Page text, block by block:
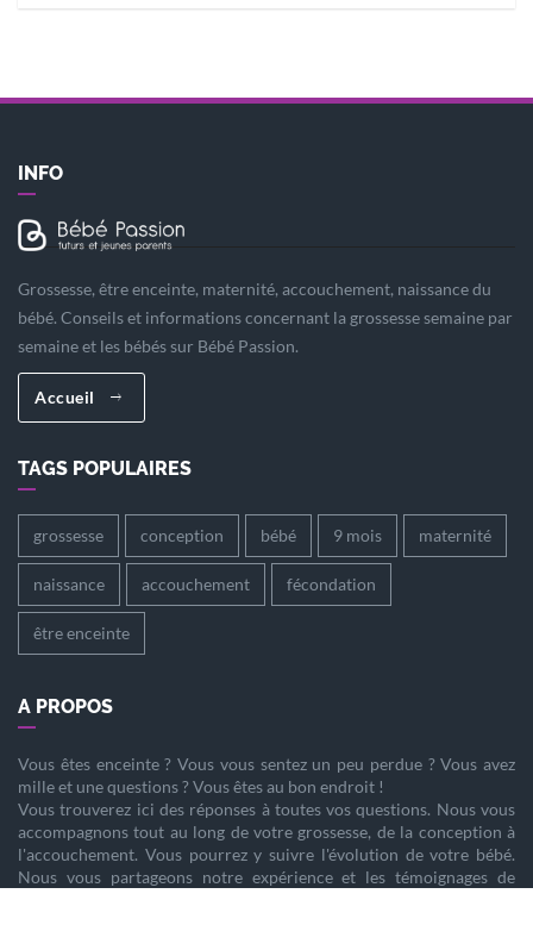
INFO
Grossesse, être enceinte, maternité, accouchement, naissance du
bébé. Conseils et informations concernant la grossesse semaine par
semaine et les bébés sur Bébé Passion.
Accueil
TAGS POPULAIRES
grossesse conception bébé 9 mois maternité
naissance accouchement fécondation
être enceinte
A PROPOS
Vous êtes enceinte? Vous vous sentez un peu perdue ? Vous avez
mille et une questions ? Vous êtes au bon endroit !
Vous trouverez ici des réponses à toutes vos questions. Nous vous
accompagnons tout au long de votre grossesse, de la conception à
l'accouchement. Vous pourrez y suivre l'évolution de votre bébé.
Nous vous partageons notre expérience et les témoignages de